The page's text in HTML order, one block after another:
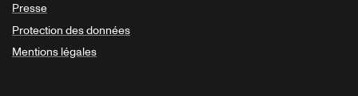
Presse
Protection des données
Mentions légales